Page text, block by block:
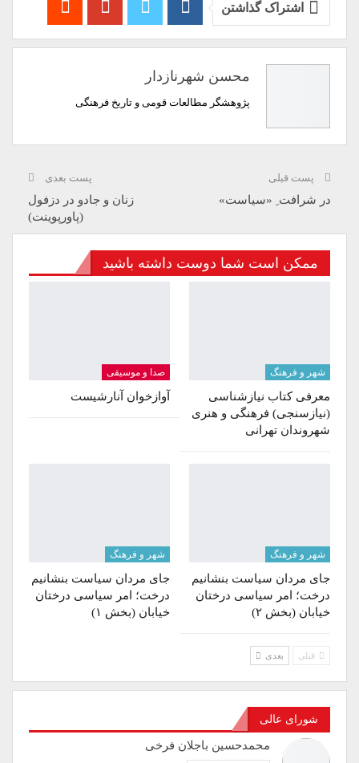
اشتراک گذاشتن
محسن شهرنازدار
پژوهشگر مطالعات قومی و تاریخ فرهنگی
پست قبلی
در شرافت ِ «سیاست»
پست بعدی
زنان و جادو در دزفول
(پاورپوینت)
ممکن است شما دوست داشته باشید
شهر و فرهنگ
معرفی کتاب نیازشناسی
(نیازسنجی) فرهنگی و هنری
شهروندان تهرانی
صدا و موسیقی
آواز‌خوان آنارشیست
شهر و فرهنگ
جای مردان سیاست بنشانیم
درخت؛ امر سیاسی درختان
خیابان (بخش ۲)
شهر و فرهنگ
جای مردان سیاست بنشانیم
درخت؛ امر سیاسی درختان
خیابان (بخش ۱)
قبلی بعدی
شورای عالی
محمدحسین باجلان فرخی